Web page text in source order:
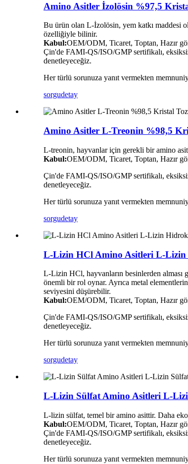
Amino Asitler İzolösin %97,5
Bu ürün olan L-İzolösin, yem katkı maddesi
özelliğiyle bilinir.
Kabul:OEM/ODM, Ticaret, Toptan, Hazır
Çin'de FAMI-QS/ISO/GMP sertifikalı,
denetleyeceğiz.
Her türlü sorunuza yanıt vermekten
sorgudetay
Amino Asitler L-Treonin %98,5
L-treonin, hayvanlar için gerekli bir amino
Kabul:OEM/ODM, Ticaret, Toptan, Hazır
Çin'de FAMI-QS/ISO/GMP sertifikalı,
denetleyeceğiz.
Her türlü sorunuza yanıt vermekten
sorgudetay
L-Lizin HCl Amino Asitleri L-Lizin
L-Lizin HCl, hayvanların besinlerden alması
önemli bir rol oynar. Ayrıca metal
seviyesini düşürebilir.
Kabul:OEM/ODM, Ticaret, Toptan, Hazır
Çin'de FAMI-QS/ISO/GMP sertifikalı,
denetleyeceğiz.
Her türlü sorunuza yanıt vermekten
sorgudetay
L-Lizin Sülfat Amino Asitleri L-
L-lizin sülfat, temel bir amino asittir. Daha
Kabul:OEM/ODM, Ticaret, Toptan, Hazır
Çin'de FAMI-QS/ISO/GMP sertifikalı,
denetleyeceğiz.
Her türlü sorunuza yanıt vermekten